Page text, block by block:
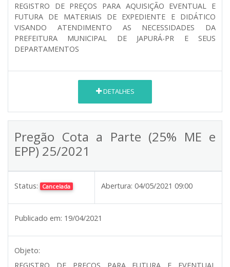
REGISTRO DE PREÇOS PARA AQUISIÇÃO EVENTUAL E
FUTURA DE MATERIAIS DE EXPEDIENTE E DIDÁTICO
VISANDO ATENDIMENTO AS NECESSIDADES DA
PREFEITURA MUNICIPAL DE JAPURÁ-PR E SEUS
DEPARTAMENTOS
DETALHES
Pregão Cota a Parte (25% ME e
EPP) 25/2021
Status: Cancelada Abertura: 04/05/2021 09:00
Publicado em: 19/04/2021
Objeto:
REGISTRO DE PREÇOS PARA FUTURA E EVENTUAL